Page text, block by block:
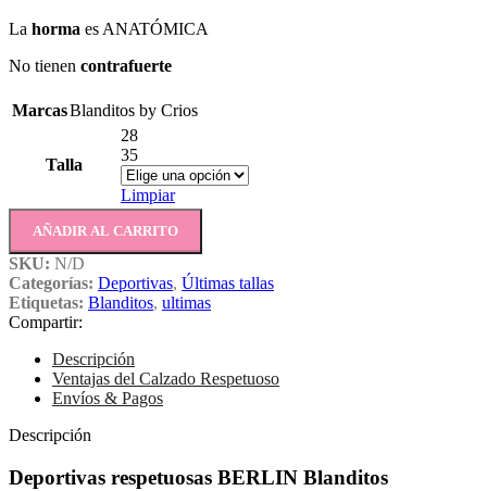
La horma es ANATÓMICA
No tienen contrafuerte
MarcasBlanditos by Crios
Talla
28
35
Limpiar
AÑADIR AL CARRITO
SKU: N/D
Categorías: Deportivas, Últimas tallas
Etiquetas: Blanditos, ultimas
Compartir:
Descripción
Ventajas del Calzado Respetuoso
Envíos & Pagos
Descripción
Deportivas respetuosas BERLIN Blanditos